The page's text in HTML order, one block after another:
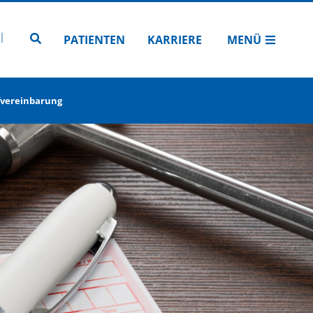
Zur Seitensuche
PATIENTEN KARRIERE MENÜ